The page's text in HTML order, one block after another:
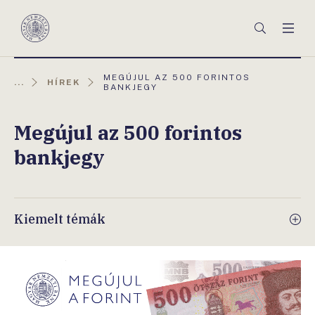
Magyar
Keresés
... HÍREK
AKTUÁLIS
OLDAL:
MEGÚJUL AZ 500 FORINTOS
BANKJEGY
Megújul az 500 forintos
bankjegy
Kiemelt témák